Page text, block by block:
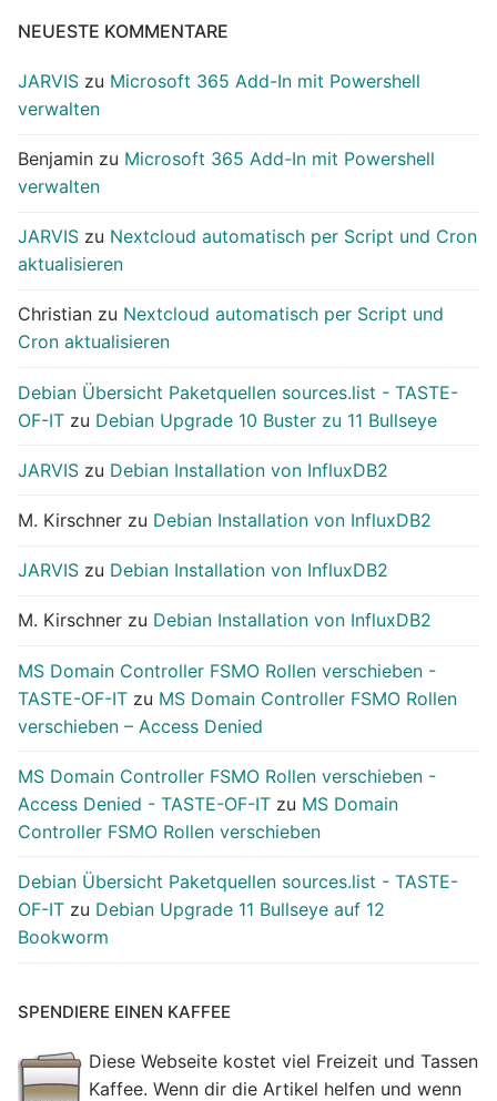
NEUESTE KOMMENTARE
JARVIS zu Microsoft 365 Add-In mit Powershell
verwalten
Benjamin zu Microsoft 365 Add-In mit Powershell
verwalten
JARVIS zu Nextcloud automatisch per Script und Cron
aktualisieren
Christian zu Nextcloud automatisch per Script und
Cron aktualisieren
Debian Übersicht Paketquellen sources.list - TASTE-
OF-IT zu Debian Upgrade 10 Buster zu 11 Bullseye
JARVIS zu Debian Installation von InfluxDB2
M. Kirschner zu Debian Installation von InfluxDB2
JARVIS zu Debian Installation von InfluxDB2
M. Kirschner zu Debian Installation von InfluxDB2
MS Domain Controller FSMO Rollen verschieben -
TASTE-OF-IT zu MS Domain Controller FSMO Rollen
verschieben – Access Denied
MS Domain Controller FSMO Rollen verschieben -
Access Denied - TASTE-OF-IT zu MS Domain
Controller FSMO Rollen verschieben
Debian Übersicht Paketquellen sources.list - TASTE-
OF-IT zu Debian Upgrade 11 Bullseye auf 12
Bookworm
SPENDIERE EINEN KAFFEE
Diese Webseite kostet viel Freizeit und Tassen
Kaffee. Wenn dir die Artikel helfen und wenn